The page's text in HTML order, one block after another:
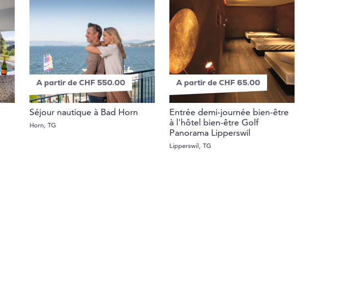
A partir de CHF 550.00
Séjour nautique à Bad Horn
Horn, TG
A partir de CHF 65.00
Entrée demi-journée bien-être
à l'hôtel bien-être Golf
Panorama Lipperswil
Lipperswil, TG